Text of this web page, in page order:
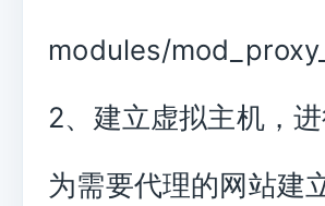
modules/
2、建立虚拟主机，
为需要代理的网站建